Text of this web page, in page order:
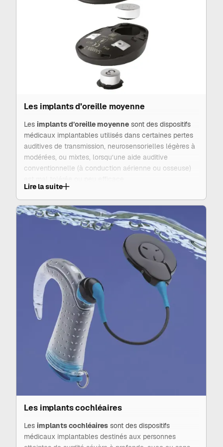
L’appareil, délivré par l’audioprothésiste, peut être fixé
sur un bandeau, un serre-tête, un adhésif cutané, ou
connecté à un pilier ou un aimant, implanté au
préalable par unmédecin ORL: on parle alors
d’ancrage osseux. Ce type de solution n’est pas
adapté à toutes les pertes auditives et nécessite une
évaluation approfondie par lemédecin ORL
Les implants d’oreille moyenne
Les implants d’oreille moyenne sont des dispositifs
médicaux implantables utilisés dans certaines pertes
auditives de transmission, neurosensorielles légères à
modérées, ou mixtes, lorsqu’une aide auditive
conventionnelle (à conduction aérienne ou osseuse)
Ils fonctionnent en transmettant mécaniquement les
vibrations sonores directement aux structures de
oreille moyenne(osselets ou fenêtre ronde), sans
conduit auditif
. Ils conviennent
notamment aux patients présentant par exemple des
conduit auditif , des
malformations de l’oreille externe ou moyenne.
Le dispositif implantable est posé chirurgicalement par
médecin ORL, tandis que le processeur externe
est réglé par l’audioprothésiste, en fonction des
besoins auditifs du patient. Ces implants nécessitent
une sélection rigoureuse, généralement dans un
centre spécialisé, après un bilan médical et
audiologique complet.
Lire la suite
Les implants cochléaires
Les implants cochléaires sont des dispositifs
médicaux implantables destinés aux personnes